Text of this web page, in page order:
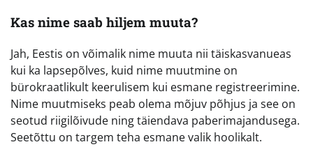
Kas nime saab hiljem muuta?
Jah, Eestis on võimalik nime muuta nii täiskasvanueas
kui ka lapsepõlves, kuid nime muutmine on
bürokraatlikult keerulisem kui esmane registreerimine.
Nime muutmiseks peab olema mõjuv põhjus ja see on
seotud riigilõivude ning täiendava paberimajandusega.
Seetõttu on targem teha esmane valik hoolikalt.